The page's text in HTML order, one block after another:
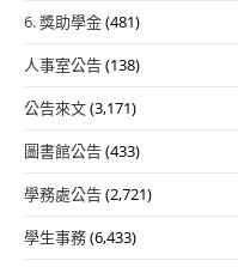
6. 獎助學金(481)
人事室公告(138)
公告來文(3,171)
圖書館公告(433)
學務處公告(2,721)
學生事務(6,433)